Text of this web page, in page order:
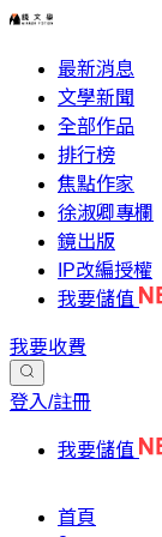
最新消息
文學新聞
全部作品
排行榜
焦點作家
徐淑卿專欄
鏡出版
IP改編授權
我要儲值
我要收費
登入/註冊
我要儲值
首頁